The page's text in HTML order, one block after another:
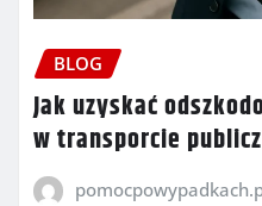
BLOG
Jak uzyskać
w transporcie